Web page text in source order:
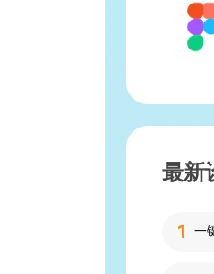
最新